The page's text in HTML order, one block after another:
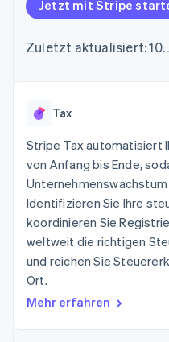
Zugriff auf mehr als
Terminal
Optimierung der
Autorisierungsraten
Link
Beschleunigter
Bezahlvorgang
Financial
Connections
Verbundene
Finanzdaten
Mehr
Product roadmap
SaaS
KI-
Creator
Gaming
Freizeit
Medien
geht´s
Code-
API-
Produkt-
Karriere
Stripe
Kontakt
Sales-
Partner
Jetzt mit Stripe
Zuletzt aktualisiert: 10.
Tax
Stripe Tax automatisiert
von Anfang bis Ende,
Identifizieren Sie Ihre
koordinieren Sie
weltweit die richtigen
und reichen Sie
Ort.
Mehr erfahren